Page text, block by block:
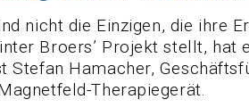
nicht die Einzigen, die ihre
Broers’ Projekt stellt, hat
Stefan Hamacher,
Therapiegerät.